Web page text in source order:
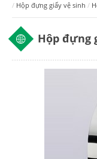
Hộp đựng giấy vệ sinh
Hộp đựng